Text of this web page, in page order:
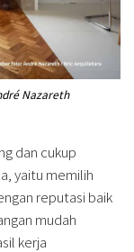
Nazareth
dan cukup
yaitu memilih
reputasi baik
mudah
kerja